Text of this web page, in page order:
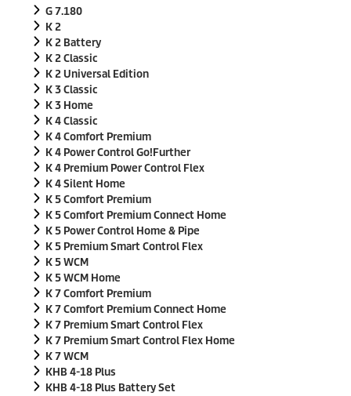
G 7.180
K 2
K 2 Battery
K 2 Classic
K 2 Universal Edition
K 3 Classic
K 3 Home
K 4 Classic
K 4 Comfort Premium
K 4 Power Control Go!Further
K 4 Premium Power Control Flex
K 4 Silent Home
K 5 Comfort Premium
K 5 Comfort Premium Connect Home
K 5 Power Control Home & Pipe
K 5 Premium Smart Control Flex
K 5 WCM
K 5 WCM Home
K 7 Comfort Premium
K 7 Comfort Premium Connect Home
K 7 Premium Smart Control Flex
K 7 Premium Smart Control Flex Home
K 7 WCM
KHB 4-18 Plus
KHB 4-18 Plus Battery Set